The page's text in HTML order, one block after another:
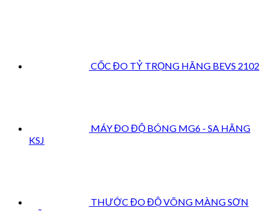
CỐC ĐO TỶ TRỌNG HÃNG BEVS 2102
MÁY ĐO ĐỘ BÓNG MG6 - SA HÃNG
KSJ
THƯỚC ĐO ĐỘ VÕNG MÀNG SƠN